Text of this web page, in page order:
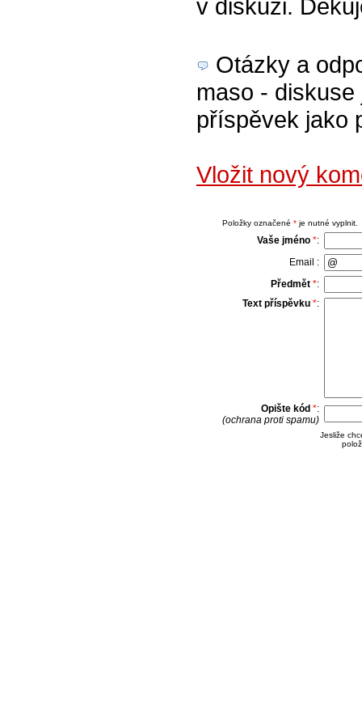
v diskuzi.
Otázky a
maso -
příspěvek jako
Vložit nový
Položky označené *je nutné vyplnit.
Vaše jméno *:
Email :
Předmět *:
Text příspěvku *:
Opište kód *:
(ochrana proti spamu)
Jesliže